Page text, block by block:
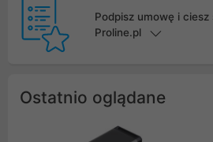
Podpisz umowę i ciesz
Proline.pl
Ostatnio oglądane